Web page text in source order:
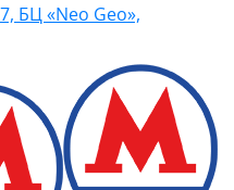
БЦ «Neo Geo»,